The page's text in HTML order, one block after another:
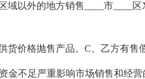
以外的地方销售____市____区
价格抛售产品。C、乙方有售假
不足严重影响市场销售和经营